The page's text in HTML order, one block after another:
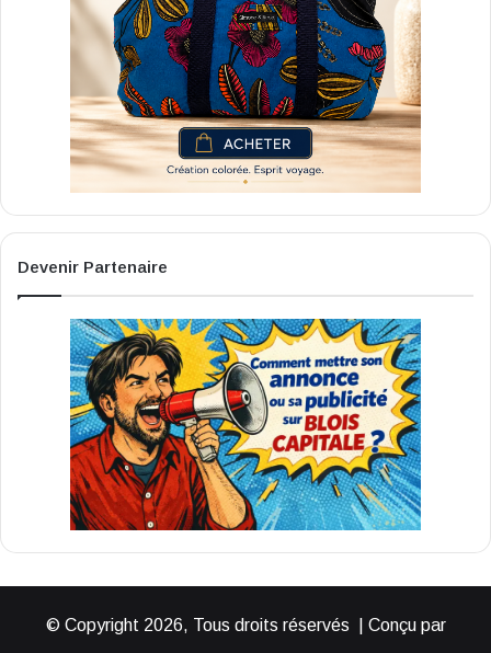
Devenir Partenaire
© Copyright 2026, Tous droits réservés | Conçu par